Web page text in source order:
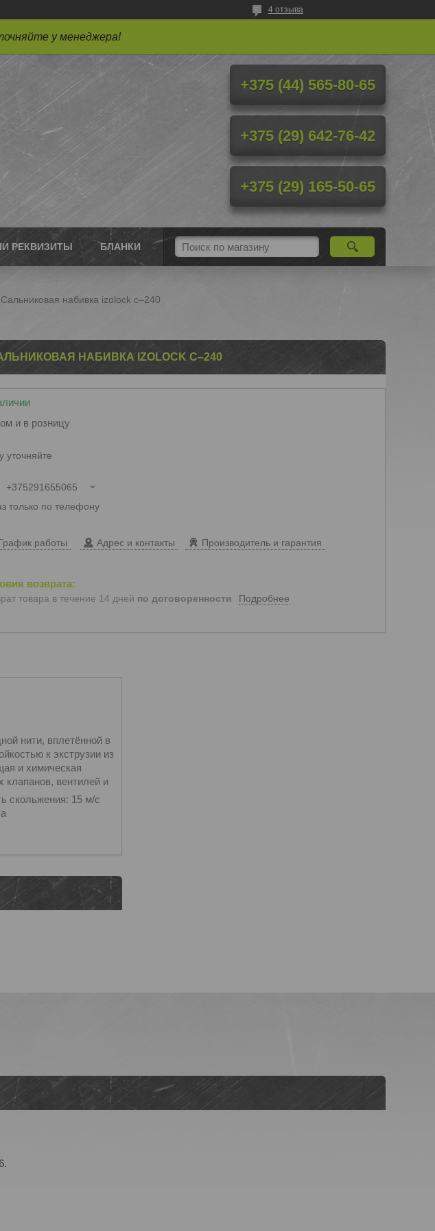
4 отзыва
у менеджера!
+375 (44) 565-80-65
+375 (29) 642-76-42
+375 (29) 165-50-65
РЕКВИЗИТЫ БЛАНКИ
Сальниковая набивка izolock с–240
НАБИВКА IZOLOCK С–240
и в розницу
уточняйте
+375291655065
только по телефону
работы Адрес и контакты Производитель и гарантия
товара в течение 14 дней по договоренности Подробнее
нити, вплетённой в
к экструзии из
и химическая
вентилей и
скольжения: 15 м/с